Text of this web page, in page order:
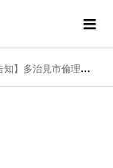
多治見市倫理法人会 経営者モーニングセミナー2月予定表